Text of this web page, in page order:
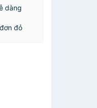
dàng
đỏ